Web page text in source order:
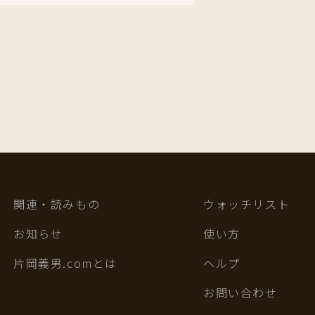
関連・読みもの
お知らせ
片岡義男.comとは
ウォッチリスト
使い方
ヘルプ
お問い合わせ